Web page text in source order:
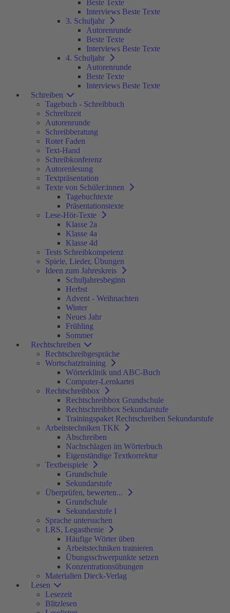
Beste Texte
Interviews Beste Texte
3. Schuljahr
Autorenrunde
Beste Texte
Interviews Beste Texte
4. Schuljahr
Autorenrunde
Beste Texte
Interviews Beste Texte
Schreiben
Tagebuch - Schreibbuch
Schreibzeit
Autorenrunde
Schreibberatung
Roter Faden
Text-Hand
Schreibkonferenz
Autorenlesung
Textpräsentation
Texte von Schüler:innen
Tagebuchtexte
Präsentationstexte
Lese-Hör-Texte
Klasse 2a
Klasse 4a
Klasse 4d
Tests Schreibkompetenz
Spiele, Lieder, Übungen
Ideen zum Jahreskreis
Schuljahresbeginn
Herbst
Advent - Weihnachten
Winter
Neues Jahr
Frühling
Sommer
Rechtschreiben
Rechtschreibgespräche
Wortschatztraining
Wörterklinik und ABC-Buch
Computer-Lernkartei
Rechtschreibbox
Rechtschreibbox Grundschule
Rechtschreibbox Sekundarstufe
Trainingspaket Rechtschreiben Sekundarstufe
Arbeitstechniken TKK
Abschreiben
Nachschlagen im Wörterbuch
Eigenständige Textkorrektur
Textbeispiele
Grundschule
Sekundarstufe
Überprüfen, bewerten...
Grundschule
Sekundarstufe I
Sprache untersuchen
LRS, Legasthenie
Häufige Wörter üben
Arbeitstechniken trainieren
Übungsschwerpunkte setzen
Konzentrationsübungen
Materialien Dieck-Verlag
Lesen
Lesezeit
Blitzlesen